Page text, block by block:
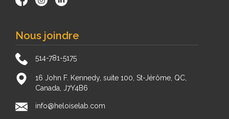
Nous joindre
514-781-5175
16 John F. Kennedy, suite 100, St-Jérôme, QC,
Canada, J7Y4B6
info@heloiselab.com